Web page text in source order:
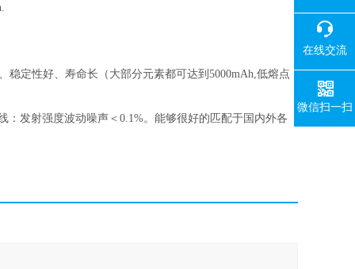
定性好、寿命长（大部分元素都可达到5000mAh,低熔点
发射强度波动噪声＜0.1%。能够很好的匹配于国内外各
在线交流
微信扫一扫